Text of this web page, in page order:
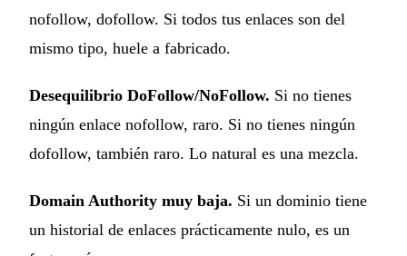
nofollow, dofollow. Si todos tus enlaces son del
mismo tipo, huele a fabricado.
Desequilibrio DoFollow/NoFollow. Si no tienes
ningún enlace nofollow, raro. Si no tienes ningún
dofollow, también raro. Lo natural es una mezcla.
Domain Authority muy baja. Si un dominio tiene
un historial de enlaces prácticamente nulo, es un